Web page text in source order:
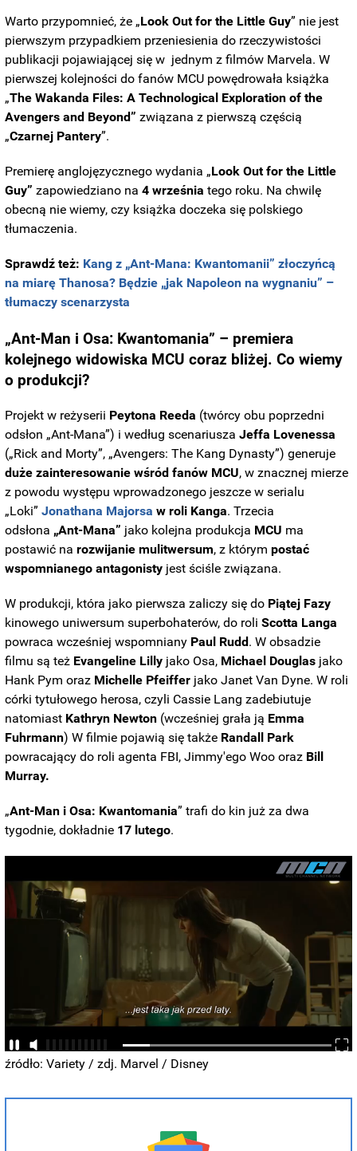
Warto przypomnieć, że „Look Out for the Little Guy” nie jest
pierwszym przypadkiem przeniesienia do rzeczywistości
publikacji pojawiającej się w jednym z filmów Marvela. W
pierwszej kolejności do fanów MCU powędrowała książka
„The Wakanda Files: A Technological Exploration of the
Avengers and Beyond” związana z pierwszą częścią
„Czarnej Pantery”.
Premierę anglojęzycznego wydania „Look Out for the Little
Guy” zapowiedziano na4 września tego roku. Na chwilę
obecną nie wiemy, czy książka doczeka się polskiego
tłumaczenia.
Sprawdź też: Kang z „Ant-Mana: Kwantomanii” złoczyńcą
na miarę Thanosa? Będzie „jak Napoleon na wygnaniu” –
tłumaczy scenarzysta
„Ant-Man i Osa: Kwantomania” – premiera
kolejnego widowiska MCU coraz bliżej. Co wiemy
o produkcji?
Projekt w reżyserii Peytona Reeda (twórcy obu poprzedni
odsłon „Ant-Mana”) i według scenariuszaJeffa Lovenessa
(„Rick and Morty”, „Avengers: The Kang Dynasty”) generuje
duże zainteresowanie wśród fanów MCU, w znacznej mierze
z powodu występu wprowadzonego jeszcze w serialu
„Loki”Jonathana Majorsa w roli Kanga. Trzecia
odsłona „Ant-Mana” jako kolejna produkcja MCU ma
postawić narozwijanie mulitwersum, z którympostać
wspomnianego antagonisty jest ściśle związana.
W produkcji, która jako pierwsza zaliczy się do Piątej Fazy
kinowego uniwersum superbohaterów, do roliScotta Langa
powraca wcześniej wspomniany Paul Rudd . W obsadzie
filmu są też Evangeline Lilly jako Osa, Michael Douglas jako
Hank Pym oraz Michelle Pfeiffer jako Janet Van Dyne. W roli
córki tytułowego herosa, czyli Cassie Lang zadebiutuje
natomiast Kathryn Newton (wcześniej grała ją Emma
Fuhrmann) W filmie pojawią się także Randall Park
powracający do roli agenta FBI, Jimmy'ego Woo oraz Bill
Murray.
„Ant-Man i Osa: Kwantomania” trafi do kin już za dwa
tygodnie, dokładnie 17 lutego.
źródło: Variety / zdj. Marvel / Disney